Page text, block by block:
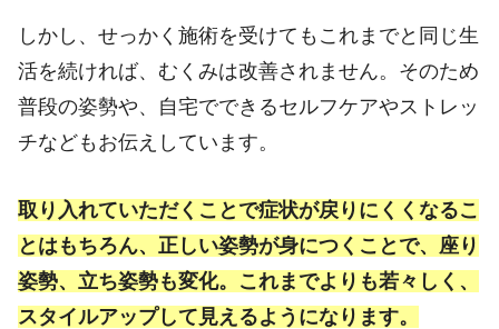
しかし、せっかく施術を受けてもこれまでと同じ生
活を続ければ、むくみは改善されません。そのため
普段の姿勢や、自宅でできるセルフケアやストレッ
チなどもお伝えしています。
取り入れていただくことで症状が戻りにくくなるこ
とはもちろん、正しい姿勢が身につくことで、座り
姿勢、立ち姿勢も変化。これまでよりも若々しく、
スタイルアップして見えるようになります。